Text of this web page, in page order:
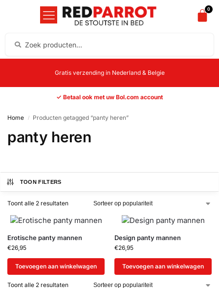
0
Gratis verzending in Nederland & Belgie
✓ Betaal ook met uw Bol.com account
Home / Producten getagged “panty heren”
panty heren
TOON FILTERS
Toont alle 2 resultaten
Erotische panty mannen
€26,95
Toevoegen aan winkelwagen
Design panty mannen
€26,95
Toevoegen aan winkelwagen
Toont alle 2 resultaten